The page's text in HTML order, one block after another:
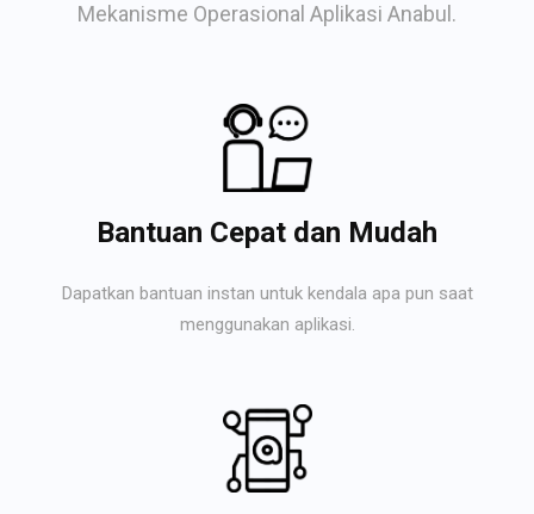
Mekanisme Operasional Aplikasi Anabul.
Bantuan Cepat dan Mudah
Dapatkan bantuan instan untuk kendala apa pun saat
menggunakan aplikasi.